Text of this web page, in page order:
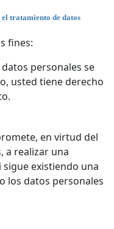
el tratamiento de datos
fines:
personales se
usted tiene derecho
en virtud del
a realizar una
existiendo una
los datos personales